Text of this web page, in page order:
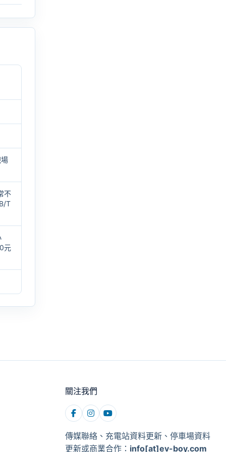
不
T
元
關注我們
傳媒聯絡、充電站資料更新、停車場資料
更新或商業合作： info[at]ev-boy.com